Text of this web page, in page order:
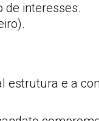
de interesses.
estrutura e a